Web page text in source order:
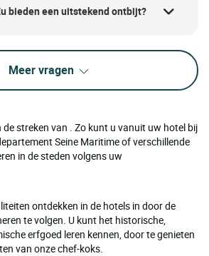
bieden een uitstekend ontbijt?
Meer vragen
streken van . Zo kunt u vanuit uw hotel bij
Seine Maritime of verschillende
in de steden volgens uw
ontdekken in de hotels in door de
te volgen. U kunt het historische,
erfgoed leren kennen, door te genieten
van onze chef-koks.